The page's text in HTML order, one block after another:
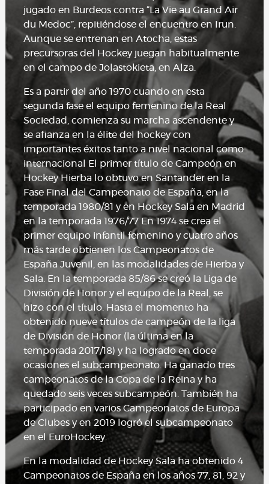
jugado en Burdeos contra “La Vie au Grand Air
du Medoc”, repitiéndose el encuentro en Irun.
Aunque se entrenan en Atocha, estas
precursoras del Hockey juegan habitualmente
en el campo de Jolastokieta, en Alza.
Es a partir del año 1970 cuando en esta
segunda fase el equipo femenino de la Real
Sociedad, comienza su marcha ascendente y
se afianza en la élite del hockey con
importantes éxitos tanto a nivel nacional como
internacional El primer título de Campeón en
Hockey Hierba lo obtuvo en Santander en la
Fase Final del Campeonato de España, en la
temporada 1980/81 y en Hockey Sala en Madrid
en la temporada 1976/77 En 1974 se crea el
primer equipo infantil femenino y cuatro años
más tarde obtienen los Campeonatos de
España Juvenil, en las modalidades de Hierba y
Sala. En la temporada 85/86 se creó la Liga de
División de Honor y el equipo de la Real, se
hizo con el título. Hasta el momento ha
obtenido nueve títulos de campeón de la liga
de División de Honor (la última en la
temporada 2017/18) y ha logrado en doce
ocasiones el subcampeonato. Ha ganado tres
campeonatos de la Copa de la Reina y ha
quedado seis veces subcampeón. También ha
participado en varios Campeonatos de Europa
de Clubes y en 2019 logró el subcampeonato
en el EuroHockey.
En la modalidad de Hockey Sala ha obtenido 4
Campeonatos de España en los años 77, 81, 92 y